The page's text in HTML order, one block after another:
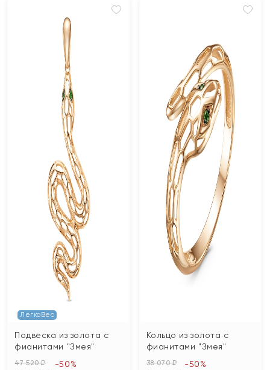
ЛегкоВес
Подвеска из золота с
фианитами "Змея"
47 520 ₽ -50%
Кольцо из золота с
фианитами "Змея"
38 070 ₽ -50%